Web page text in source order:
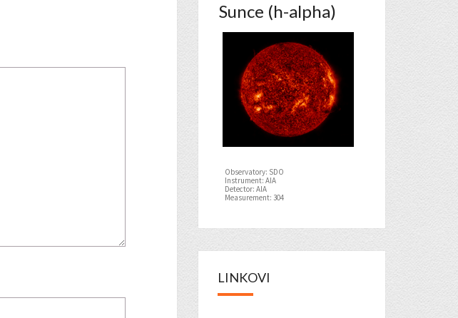
Sunce (h-alpha)
Observatory: SDO
Instrument: AIA
Detector: AIA
Measurement: 304
LINKOVI